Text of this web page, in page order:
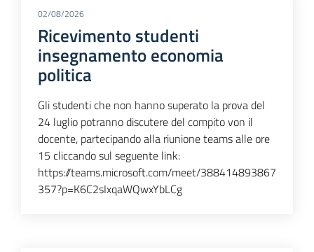
02/08/2026
Ricevimento studenti
insegnamento economia
politica
Gli studenti che non hanno superato la prova del
24 luglio potranno discutere del compito von il
docente, partecipando alla riunione teams alle ore
15 cliccando sul seguente link:
https://teams.microsoft.com/meet/388414893867
357?p=K6C2sIxqaWQwxYbLCg